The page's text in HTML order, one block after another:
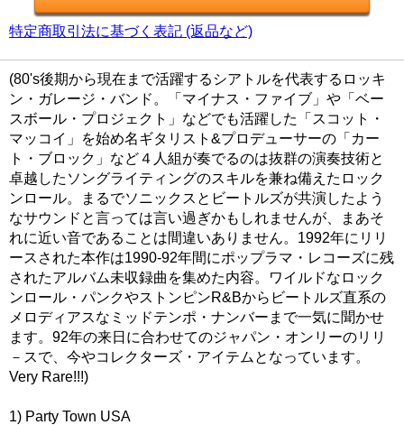
特定商取引法に基づく表記 (返品など)
(80's後期から現在まで活躍するシアトルを代表するロッキ
ン・ガレージ・バンド。「マイナス・ファイブ」や「ベー
スボール・プロジェクト」などでも活躍した「スコット・
マッコイ」を始め名ギタリスト&プロデューサーの「カー
ト・ブロック」など４人組が奏でるのは抜群の演奏技術と
卓越したソングライティングのスキルを兼ね備えたロック
ンロール。まるでソニックスとビートルズが共演したよう
なサウンドと言っては言い過ぎかもしれませんが、まあそ
れに近い音であることは間違いありません。1992年にリリ
ースされた本作は1990-92年間にポップラマ・レコーズに残
されたアルバム未収録曲を集めた内容。ワイルドなロック
ンロール・パンクやストンピンR&Bからビートルズ直系の
メロディアスなミッドテンポ・ナンバーまで一気に聞かせ
ます。92年の来日に合わせてのジャパン・オンリーのリリ
－スで、今やコレクターズ・アイテムとなっています。
Very Rare!!!)
1) Party Town USA